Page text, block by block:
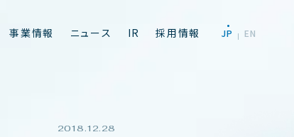
JP EN
事業情報 ニュ ース IR 採用情報
2018.12.28